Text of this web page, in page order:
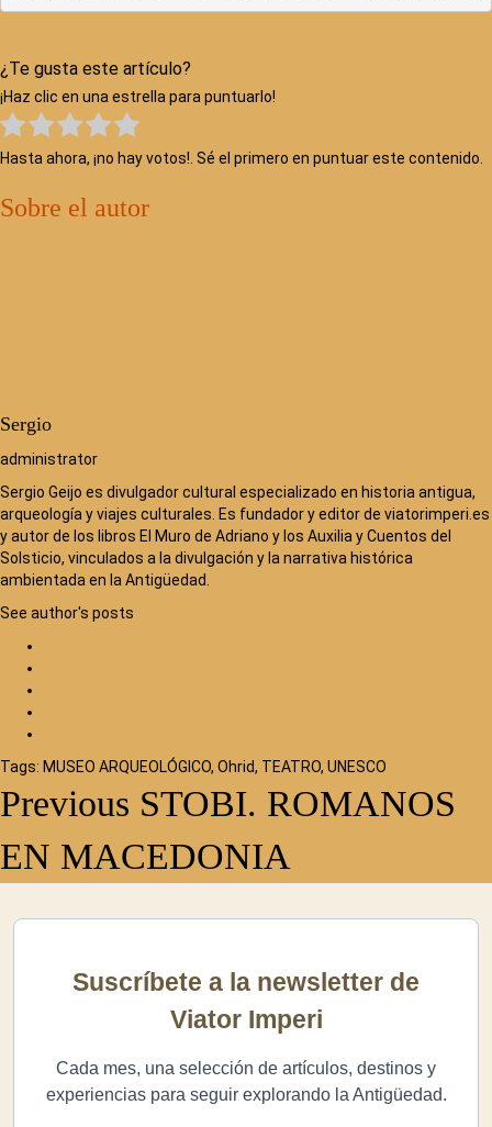
¿Te gusta este artículo?
¡Haz clic en una estrella para puntuarlo!
Hasta ahora, ¡no hay votos!. Sé el primero en puntuar este contenido.
Sobre el autor
Sergio
administrator
Sergio Geijo es divulgador cultural especializado en historia antigua,
arqueología y viajes culturales. Es fundador y editor de viatorimperi.es
y autor de los libros El Muro de Adriano y los Auxilia y Cuentos del
Solsticio, vinculados a la divulgación y la narrativa histórica
ambientada en la Antigüedad.
See author's posts
Tags: MUSEO ARQUEOLÓGICO, Ohrid, TEATRO, UNESCO
Continue
Reading
Previous STOBI. ROMANOS
EN MACEDONIA
Suscríbete a la newsletter de
Viator Imperi
Cada mes, una selección de artículos, destinos y
experiencias para seguir explorando la Antigüedad.